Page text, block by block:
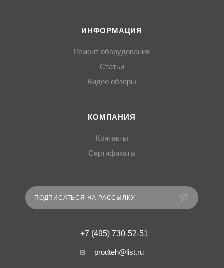
ИНФОРМАЦИЯ
Ремонт оборудования
Статьи
Видео обзоры
КОМПАНИЯ
Контакты
Сертификаты
ПОДПИСАТЬСЯ НА РАССЫЛКУ
+7 (495) 730-52-51
prodteh@list.ru